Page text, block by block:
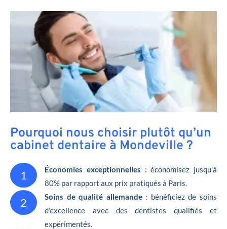
Pourquoi nous choisir plutôt qu’un
cabinet dentaire à Mondeville ?
1 Économies exceptionnelles : économisez jusqu’à
80% par rapport aux prix pratiqués à Paris.
2 Soins de qualité allemande: bénéficiez de soins
d’excellence avec des dentistes qualifiés et
expérimentés.